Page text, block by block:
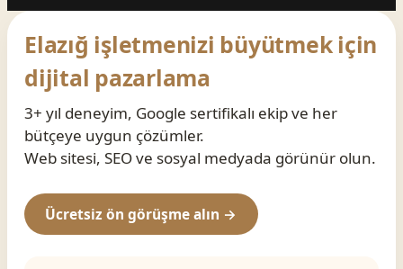
Elazığ işletmenizi büyütmek için
dijital pazarlama
3+ yıl deneyim, Google sertifikalı ekip ve her
bütçeye uygun çözümler.
Web sitesi, SEO ve sosyal medyada görünür olun.
Ücretsiz ön görüşme alın →